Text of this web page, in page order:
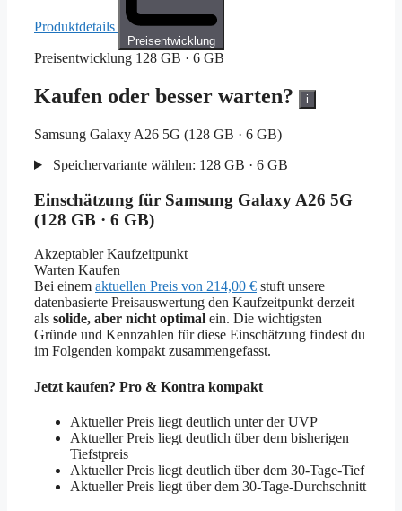
Produktdetails
Preisentwicklung
Preisentwicklung 128 GB · 6 GB
Kaufen oder besser warten? i
Samsung Galaxy A26 5G (128 GB · 6 GB)
Speichervariante wählen: 128 GB · 6 GB
Einschätzung für Samsung Galaxy A26 5G
(128 GB · 6 GB)
Akzeptabler Kaufzeitpunkt
Warten Kaufen
Bei einem aktuellen Preis von 214,00 € stuft unsere
datenbasierte Preisauswertung den Kaufzeitpunkt derzeit
als solide, aber nicht optimal ein. Die wichtigsten
Gründe und Kennzahlen für diese Einschätzung findest du
im Folgenden kompakt zusammengefasst.
Jetzt kaufen? Pro & Kontra kompakt
Aktueller Preis liegt deutlich unter der UVP
Aktueller Preis liegt deutlich über dem bisherigen
Tiefstpreis
Aktueller Preis liegt deutlich über dem 30-Tage-Tief
Aktueller Preis liegt über dem 30-Tage-Durchschnitt